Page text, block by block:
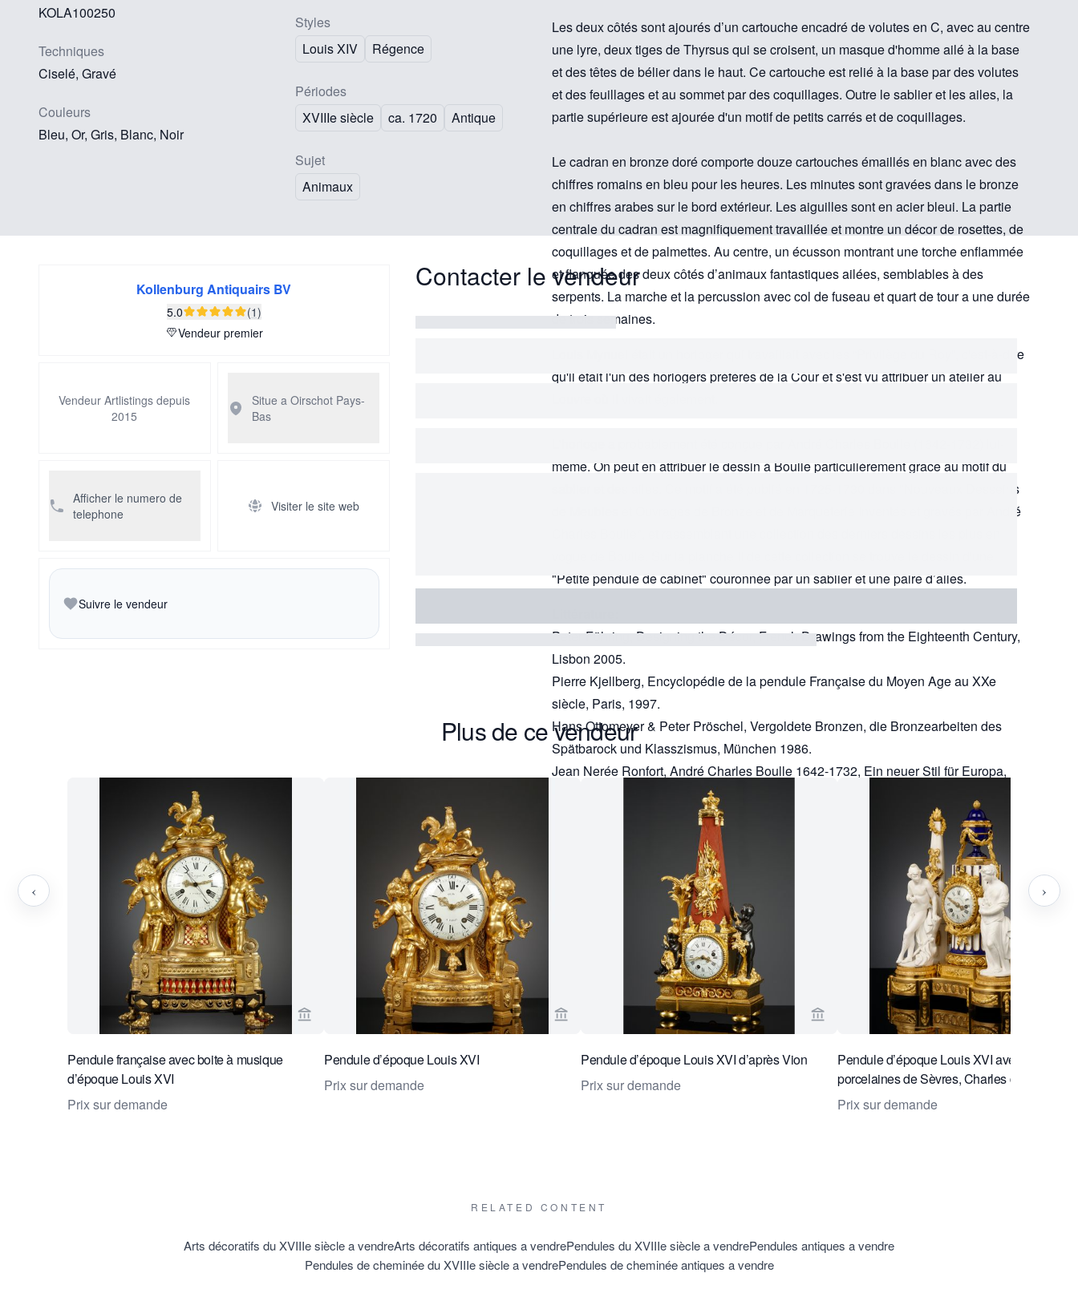
KOLA100250
Techniques
Ciselé, Gravé
Couleurs
Bleu, Or, Gris, Blanc, Noir
Styles
Louis XIV
Régence
Périodes
XVIIIe siècle
ca. 1720 Antique
Sujet
Animaux
Les deux côtés sont ajourés d’un cartouche encadré de volutes en C, avec au centre
une lyre, deux tiges de Thyrsus qui se croisent, un masque d'homme ailé à la base
et des têtes de bélier dans le haut. Ce cartouche est relié à la base par des volutes
et des feuillages et au sommet par des coquillages. Outre le sablier et les ailes, la
partie supérieure est ajourée d'un motif de petits carrés et de coquillages.
Le cadran en bronze doré comporte douze cartouches émaillés en blanc avec des
chiffres romains en bleu pour les heures. Les minutes sont gravées dans le bronze
en chiffres arabes sur le bord extérieur. Les aiguilles sont en acier bleui. La partie
centrale du cadran est magnifiquement travaillée et montre un décor de rosettes, de
coquillages et de palmettes. Au centre, un écusson montrant une torche enflammée
et flanquée des deux côtés d’animaux fantastiques ailées, semblables à des
serpents. La marche et la percussion avec col de fuseau et quart de tour a une durée
de trois semaines.
Louis Mynuel était un horloger qui travaillait avec les “Privilège du Roy”, c'est-à-dire
qu'il était l'un des horlogers préférés de la Cour et s'est vu attribuer un atelier au
même. On peut en attribuer le dessin à Boulle particulièrement grâce au motif du
sablier et des ailes. Ce motif a été publié en 1725-1730 dans "Nouveaux Desseins
de Meubles et Ouvrages de Bronze et de Marqueterie Inventés et gravés par André
"Petite pendule de cabinet" couronnée par un sablier et une paire d’ailes.
Peter Führing, Designing the Décor, French Drawings from the Eighteenth Century,
Lisbon 2005.
Pierre Kjellberg, Encyclopédie de la pendule Française du Moyen Age au XXe
siècle, Paris, 1997.
Hans Ottomeyer & Peter Pröschel, Vergoldete Bronzen, die Bronzearbeiten des
Spätbarock und Klasszismus, München 1986.
Jean Nerée Ronfort, André Charles Boulle 1642-1732, Ein neuer Stil für Europa,
Kollenburg Antiquairs BV
5.0
(1)
Vendeur premier
Vendeur Artlistings depuis
2015
Situe a Oirschot Pays-
Bas
Afficher le numero de
telephone
Visiter le site web
Suivre le vendeur
Contacter le vendeur
Plus de ce vendeur
Voir la page vendeur de Kollenburg Antiquairs BV
Pendule française avec boite à musique
d’époque Louis XVI
Prix sur demande
Voir la page vendeur de Kollenburg Antiquairs BV
Pendule d’époque Louis XVI
Prix sur demande
Voir la page vendeur de Kollenburg
Pendule d’époque Louis XVI d’après Vion
Prix sur demande
Pendule d’époque Louis XVI avec biscuits et
porcelaines de Sèvres, Charles du Tertre
Prix sur demande
‹ ›
RELATED CONTENT
Arts décoratifs du XVIIIe siècle a vendreArts décoratifs antiques a vendrePendules du XVIIIe siècle a vendrePendules antiques a vendre
Pendules de cheminée du XVIIIe siècle a vendrePendules de cheminée antiques a vendre